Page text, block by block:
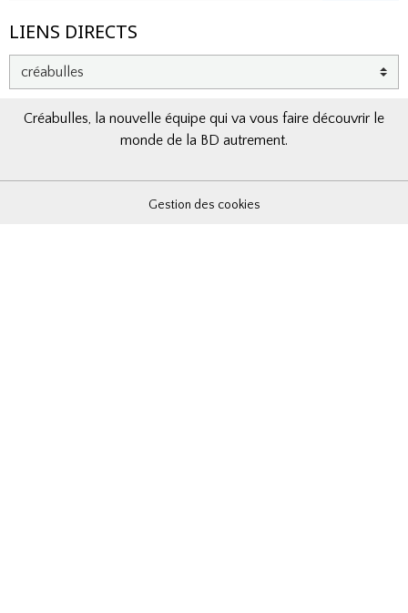
LIENS DIRECTS
Créabulles, la nouvelle équipe qui va vous faire découvrir le
monde de la BD autrement.
Gestion des cookies